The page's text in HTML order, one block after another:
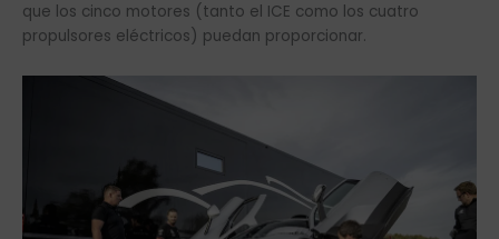
que los cinco motores (tanto el ICE como los cuatro
propulsores eléctricos) puedan proporcionar.